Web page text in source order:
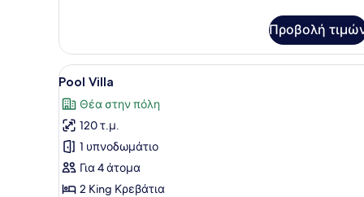
Twin
Room
Προβολή
Προβολή
όλων
των
φωτογραφιών
για
Pool
Villa
Ένας σύγχρονος
23
Pool Villa
Θέα στην πόλη
120 τ.μ.
1 υπνοδωμάτιο
Για 4 άτομα
2 King Κρεβάτια